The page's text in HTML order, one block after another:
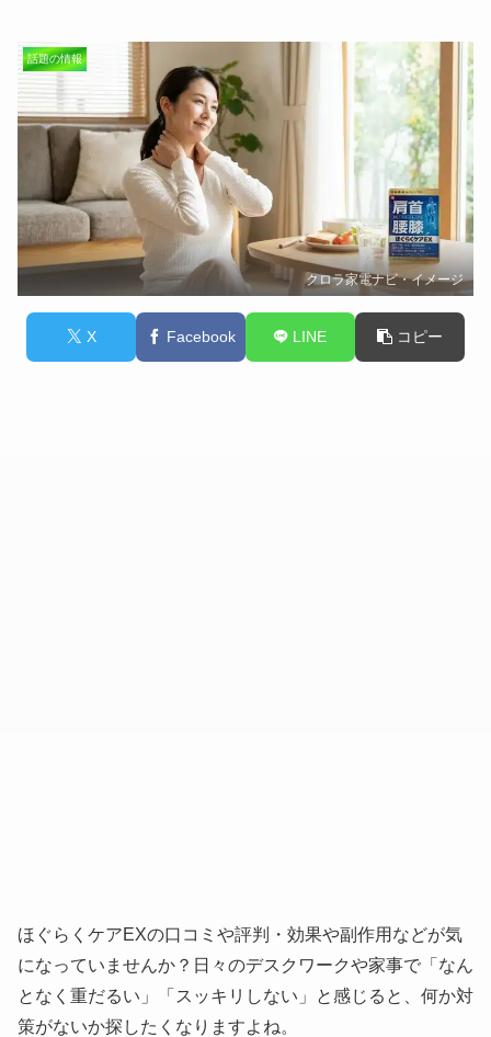
話題の情報
クロラ家電ナビ・イメージ
X Facebook LINE コピー
ほぐらくケアEXの口コミや評判・効果や副作用などが気
になっていませんか？日々のデスクワークや家事で「なん
となく重だるい」「スッキリしない」と感じると、何か対
策がないか探したくなりますよね。